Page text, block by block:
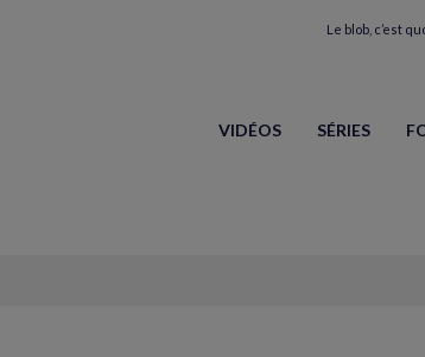
Le blob, c’est
VIDÉOS SÉRIES